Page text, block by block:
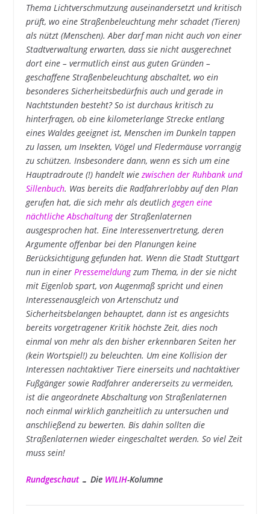
Thema Lichtverschmutzung auseinandersetzt und kritisch
prüft, wo eine Straßenbeleuchtung mehr schadet (Tieren)
als nützt (Menschen). Aber darf man nicht auch von einer
Stadtverwaltung erwarten, dass sie nicht ausgerechnet
dort eine – vermutlich einst aus guten Gründen –
geschaffene Straßenbeleuchtung abschaltet, wo ein
besonderes Sicherheitsbedürfnis auch und gerade in
Nachtstunden besteht? So ist durchaus kritisch zu
hinterfragen, ob eine kilometerlange Strecke entlang
eines Waldes geeignet ist, Menschen im Dunkeln tappen
zu lassen, um Insekten, Vögel und Fledermäuse vorrangig
zu schützen. Insbesondere dann, wenn es sich um eine
Hauptradroute (!) handelt wiezwischen der Ruhbank und
Sillenbuch. Was bereits die Radfahrerlobby auf den Plan
gerufen hat, die sich mehr als deutlichgegen eine
nächtliche Abschaltungder Straßenlaternen
ausgesprochen hat. Eine Interessenvertretung, deren
Argumente offenbar bei den Planungen keine
Berücksichtigung gefunden hat. Wenn die Stadt Stuttgart
nun in einer Pressemeldungzum Thema, in der sie nicht
mit Eigenlob spart, von Augenmaß spricht und einen
Interessenausgleich von Artenschutz und
Sicherheitsbelangen behauptet, dann ist es angesichts
bereits vorgetragener Kritik höchste Zeit, dies noch
einmal von mehr als den bisher erkennbaren Seiten her
(kein Wortspiel!) zu beleuchten. Um eine Kollision der
Interessen nachtaktiver Tiere einerseits und nachtaktiver
Fußgänger sowie Radfahrer andererseits zu vermeiden,
ist die angeordnete Abschaltung von Straßenlaternen
noch einmal wirklich ganzheitlich zu untersuchen und
anschließend zu bewerten. Bis dahinsollten die
Straßenlaternen wieder eingeschaltet werden. So viel Zeit
muss sein!
Rundgeschaut… Die WILIH-Kolumne